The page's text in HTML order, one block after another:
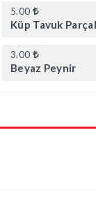
5.00
Küp Tavuk
3.00
Beyaz Peynir